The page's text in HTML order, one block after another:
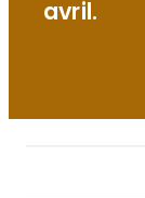
avril.